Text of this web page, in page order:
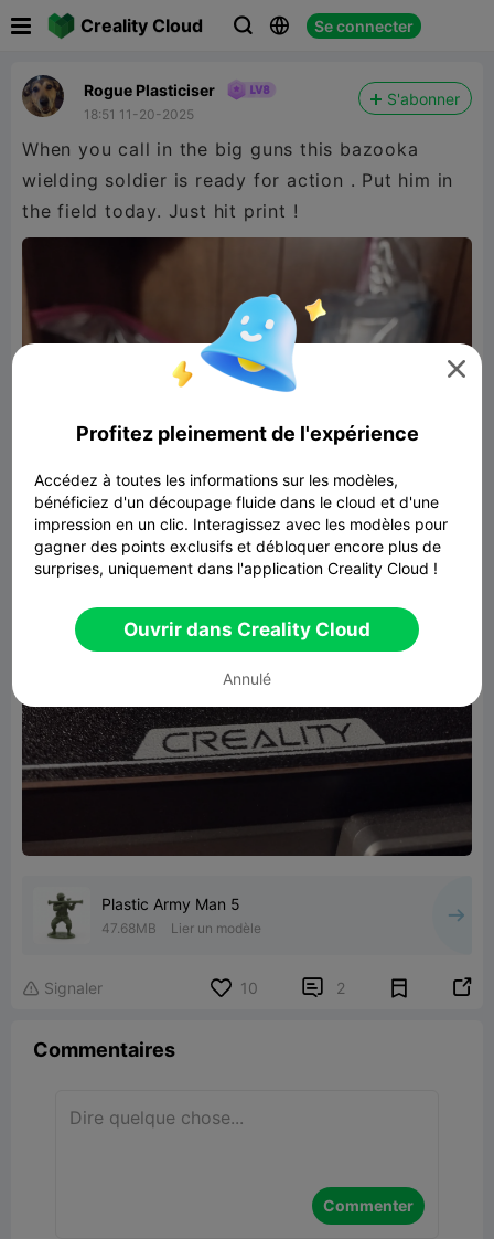
Creality Cloud   Se connecter
Rogue Plasticiser
18:51 11-20-2025
S'abonner
When you call in the big guns this bazooka
wielding soldier is ready for action . Put him in
the field today. Just hit print !
Plastic Army Man 5
47.68MB Lier un modèle
 Signaler 10  2 
Commentaires
Commenter

Profitez pleinement de l'expérience
Accédez à toutes les informations sur les modèles,
bénéficiez d'un découpage fluide dans le cloud et d'une
impression en un clic. Interagissez avec les modèles pour
gagner des points exclusifs et débloquer encore plus de
surprises, uniquement dans l'application Creality Cloud !
Ouvrir dans Creality Cloud
Annulé